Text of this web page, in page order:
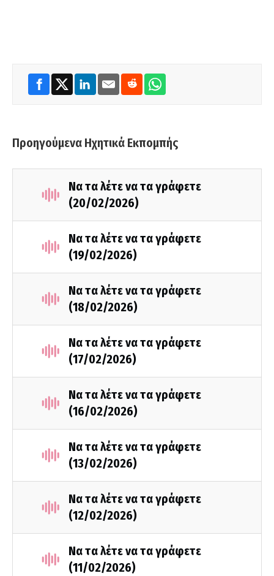
Προηγούμενα Ηχητικά Εκπομπής
Να τα λέτε να τα γράφετε
(20/02/2026)
Να τα λέτε να τα γράφετε
(19/02/2026)
Να τα λέτε να τα γράφετε
(18/02/2026)
Να τα λέτε να τα γράφετε
(17/02/2026)
Να τα λέτε να τα γράφετε
(16/02/2026)
Να τα λέτε να τα γράφετε
(13/02/2026)
Να τα λέτε να τα γράφετε
(12/02/2026)
Να τα λέτε να τα γράφετε
(11/02/2026)